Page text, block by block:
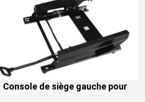
Console de siège gauche pour
Série 3 E46 (hors Cabriolet et